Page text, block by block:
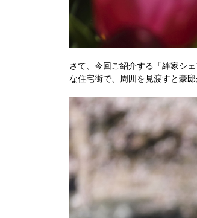
さて、今回ご紹介する「絆家シ
な住宅街で、周囲を見渡すと豪